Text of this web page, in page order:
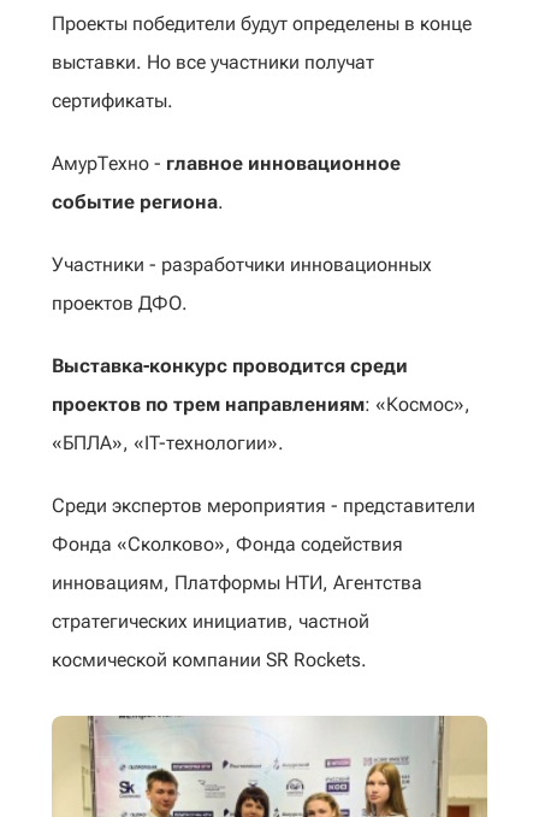
Проекты победители будут определены в конце
выставки. Но все участники получат
сертификаты.
АмурТехно - главное инновационное
событие региона.
Участники - разработчики инновационных
проектов ДФО.
Выставка-конкурс проводится среди
проектов по трем направлениям: «Космос»,
«БПЛА», «IT-технологии».
Среди экспертов мероприятия - представители
Фонда «Сколково», Фонда содействия
инновациям, Платформы НТИ, Агентства
стратегических инициатив, частной
космической компании SR Rockets.